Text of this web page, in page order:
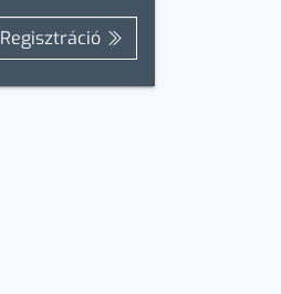
Regisztráció